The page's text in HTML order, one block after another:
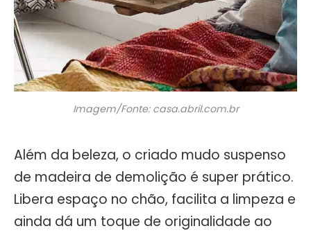
Imagem/Fonte: casa.abril.com.br
Além da beleza, o criado mudo suspenso
de madeira de demolição é super prático.
Libera espaço no chão, facilita a limpeza e
ainda dá um toque de originalidade ao